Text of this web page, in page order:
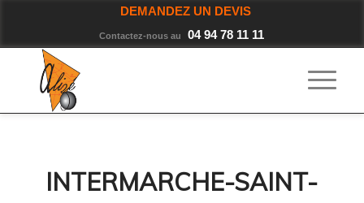
DEMANDEZ UN DEVIS
Contactez-nous au 04 94 78 11 11
INTERMARCHE-SAINT-